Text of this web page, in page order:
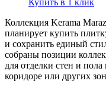
Коллекция Kerama
планирует купить
и сохранить единый
собраны позиции
для отделки стен и
коридоре или других